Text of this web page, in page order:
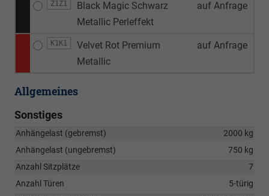
Z1Z1
Black Magic Schwarz
Metallic Perleffekt
auf Anfrage
K1K1
Velvet Rot Premium
Metallic
auf Anfrage
Allgemeines
Sonstiges
Anhängelast (gebremst)
2000 kg
Anhängelast (ungebremst)
750 kg
Anzahl Sitzplätze
7
Anzahl Türen
5-türig